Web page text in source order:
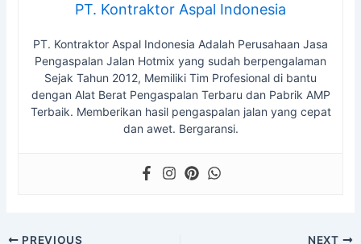
PT. Kontraktor Aspal Indonesia
PT. Kontraktor Aspal Indonesia Adalah Perusahaan Jasa
Pengaspalan Jalan Hotmix yang sudah berpengalaman
Sejak Tahun 2012, Memiliki Tim Profesional di bantu
dengan Alat Berat Pengaspalan Terbaru dan Pabrik AMP
Terbaik. Memberikan hasil pengaspalan jalan yang cepat
dan awet. Bergaransi.
PostPREVIOUS NEXT